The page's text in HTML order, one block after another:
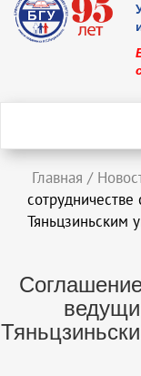
Главная /
Тяньцзиньским